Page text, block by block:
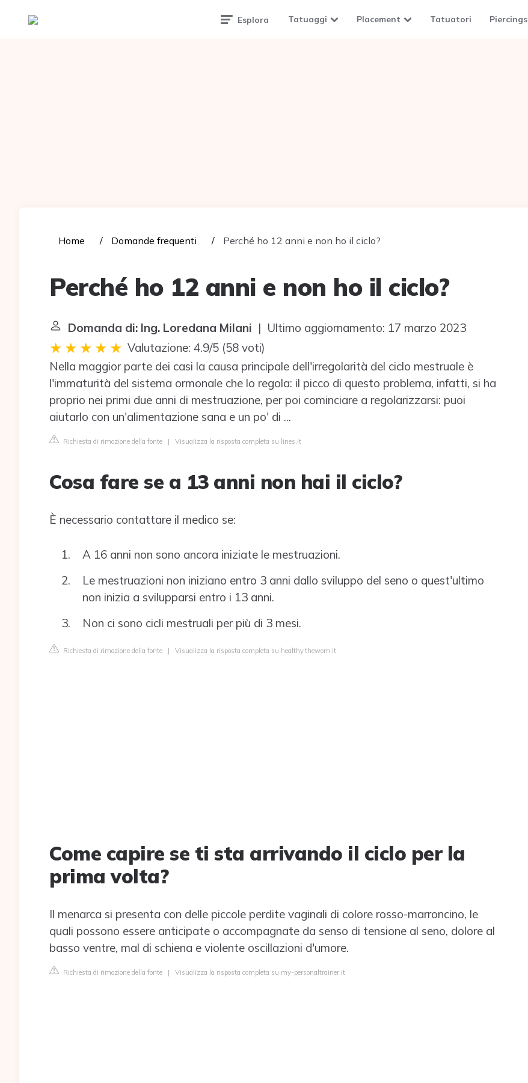
Tattoomuse.it Esplora Tatuaggi Placement Tatuatori Piercings
Home Domande frequenti Perché ho 12 anni e non ho il ciclo?
Perché ho 12 anni e non ho il ciclo?
Domanda di: Ing. Loredana Milani | Ultimo aggiornamento: 17 marzo 2023
Valutazione: 4.9/5 (58 voti)
Nella maggior parte dei casi la causa principale dell'irregolarità del ciclo mestruale è
l'immaturità del sistema ormonale che lo regola: il picco di questo problema, infatti, si ha
proprio nei primi due anni di mestruazione, per poi cominciare a regolarizzarsi: puoi
aiutarlo con un'alimentazione sana e un po' di ...
Richiesta di rimozione della fonte | Visualizza la risposta completa su lines.it
Cosa fare se a 13 anni non hai il ciclo?
È necessario contattare il medico se:
A 16 anni non sono ancora iniziate le mestruazioni.
Le mestruazioni non iniziano entro 3 anni dallo sviluppo del seno o quest'ultimo
non inizia a svilupparsi entro i 13 anni.
Non ci sono cicli mestruali per più di 3 mesi.
Richiesta di rimozione della fonte | Visualizza la risposta completa su healthy.thewom.it
Come capire se ti sta arrivando il ciclo per la
prima volta?
Il menarca si presenta con delle piccole perdite vaginali di colore rosso-marroncino, le
quali possono essere anticipate o accompagnate da senso di tensione al seno, dolore al
basso ventre, mal di schiena e violente oscillazioni d'umore.
Richiesta di rimozione della fonte | Visualizza la risposta completa su my-personaltrainer.it